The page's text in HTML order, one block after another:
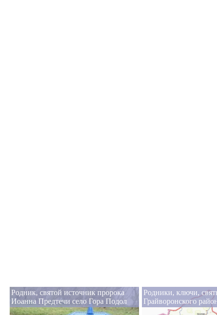
Родник, святой источник пророка
Иоанна Предтечи село Гора Подол
Родники, ключи,
Грайворонского